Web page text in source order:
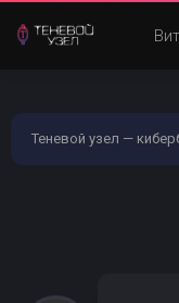
Теневой узел —